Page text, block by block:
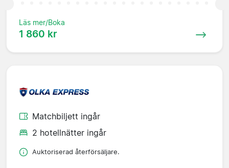
Läs mer/Boka
1 860 kr
Matchbiljett ingår
2 hotellnätter ingår
Auktoriserad återförsäljare.